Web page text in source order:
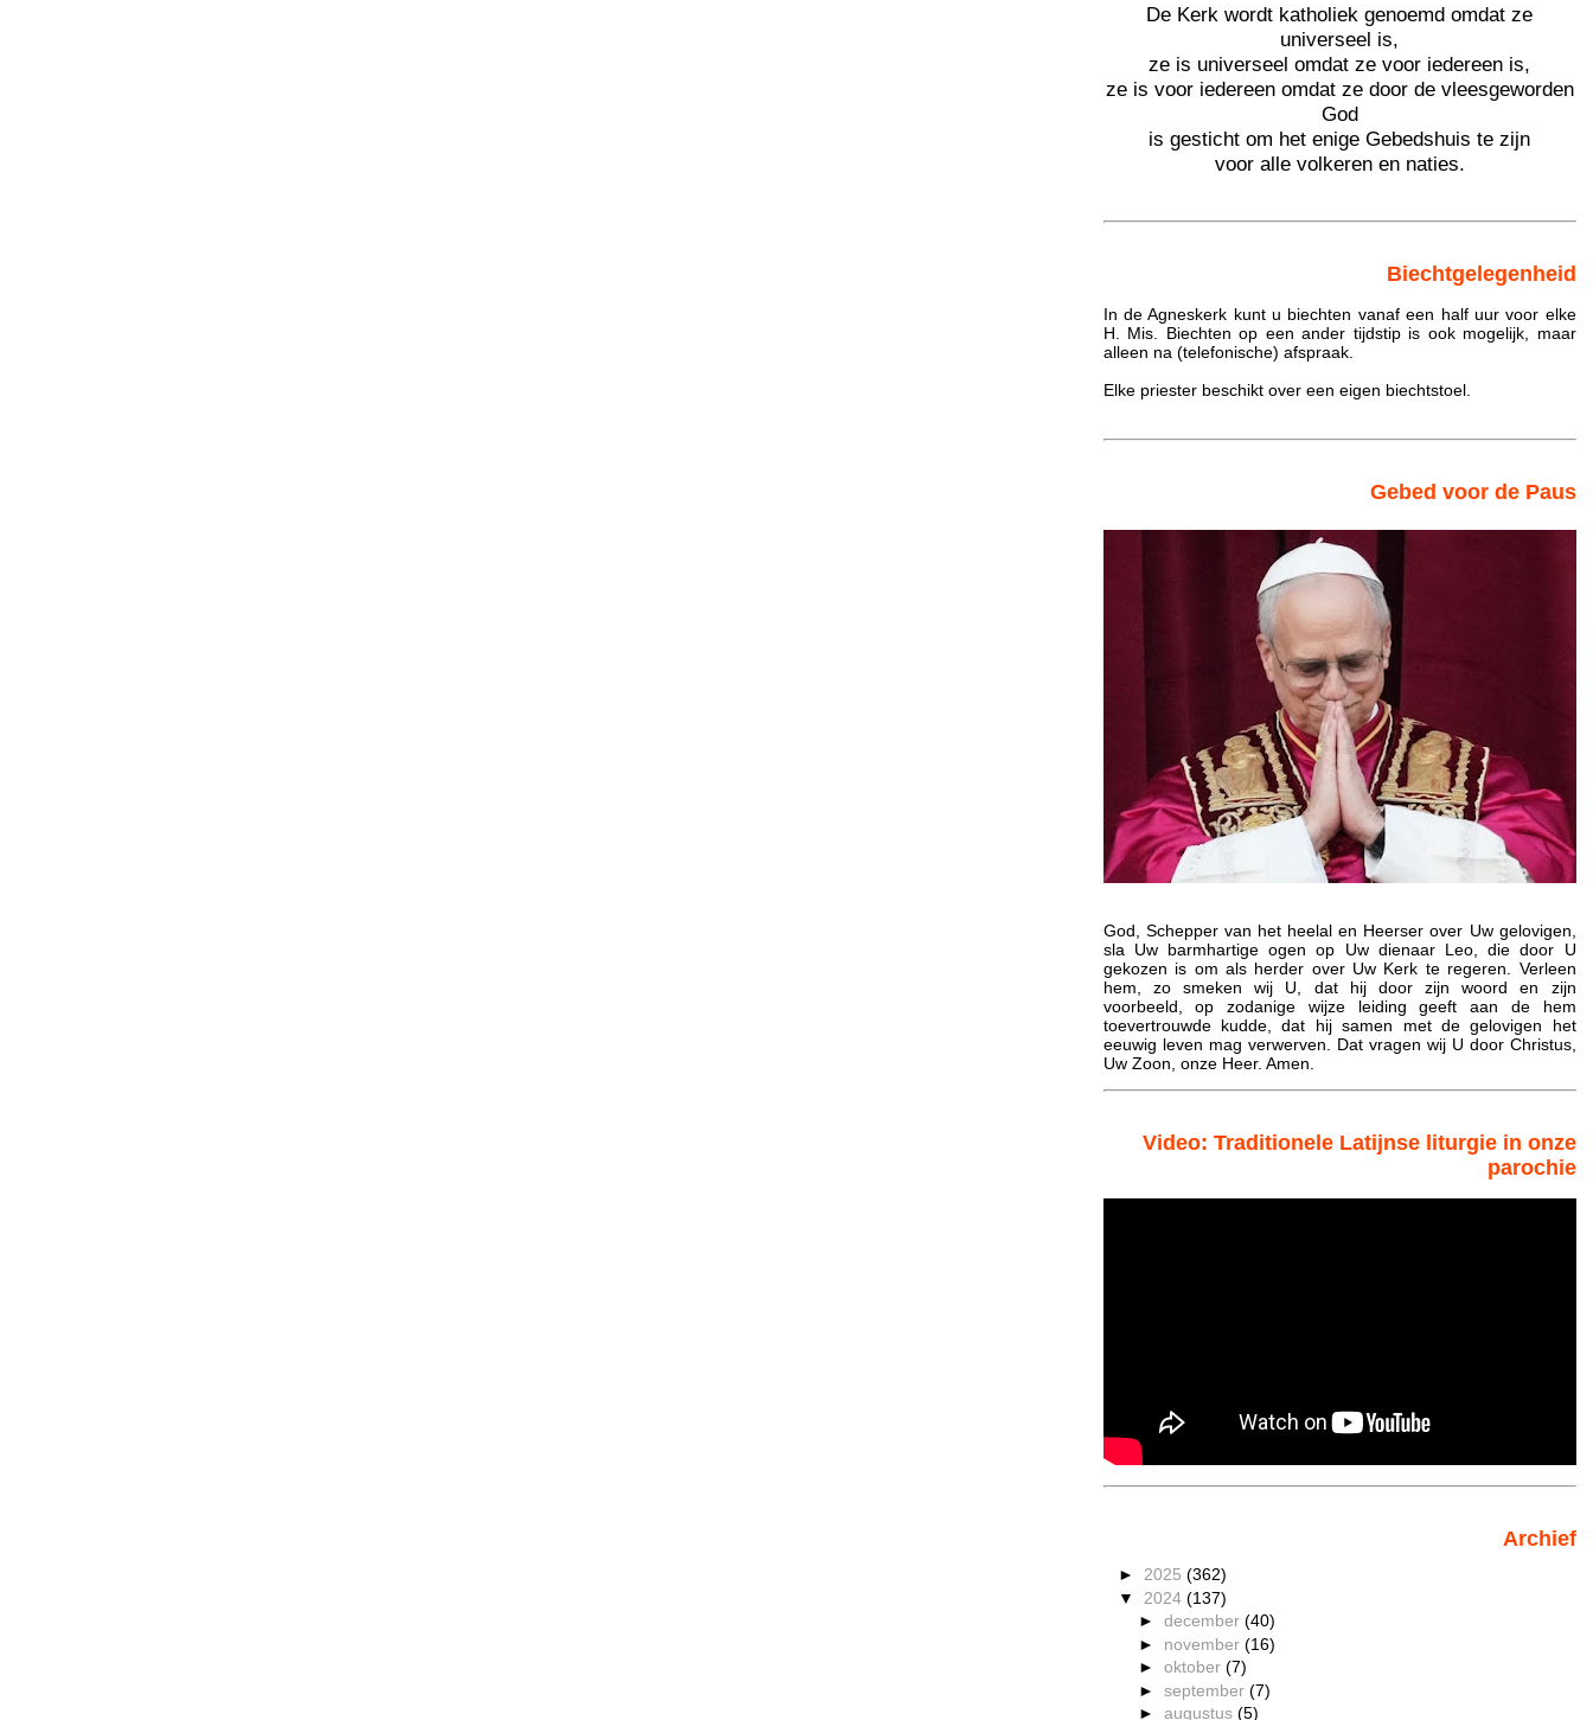
De Kerk wordt katholiek genoemd omdat ze
universeel is,
ze is universeel omdat ze voor iedereen is,
ze is voor iedereen omdat ze door de vleesgeworden
God
is gesticht om het enige Gebedshuis te zijn
voor alle volkeren en naties.
Biechtgelegenheid
In de Agneskerk kunt u biechten vanaf een half uur voor elke
H. Mis. Biechten op een ander tijdstip is ook mogelijk, maar
alleen na (telefonische) afspraak.
Elke priester beschikt over een eigen biechtstoel.
Gebed voor de Paus
God, Schepper van het heelal en Heerser over Uw gelovigen,
sla Uw barmhartige ogen op Uw dienaar Leo, die door U
gekozen is om als herder over Uw Kerk te regeren. Verleen
hem, zo smeken wij U, dat hij door zijn woord en zijn
voorbeeld, op zodanige wijze leiding geeft aan de hem
toevertrouwde kudde, dat hij samen met de gelovigen het
eeuwig leven mag verwerven. Dat vragen wij U door Christus,
Uw Zoon, onze Heer. Amen.
Video: Traditionele Latijnse liturgie in onze
parochie
Archief
► 2025 (362)
▼ 2024 (137)
►december(40)
► november(16)
►oktober(7)
►september(7)
►augustus(5)